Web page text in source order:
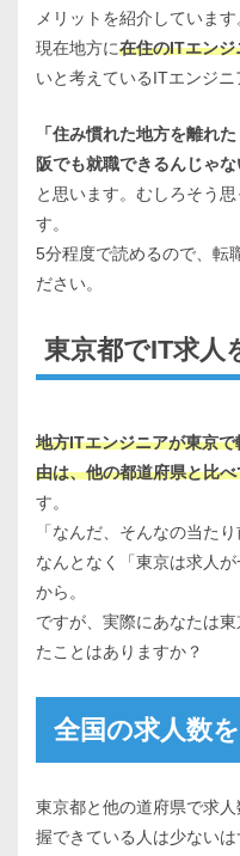
メリットを紹介しています
現在地方に在住のITエンジ
いと考えているITエンジニ
「住み慣れた地方を離れ
阪でも就職できるんじゃな
と思います。むしろそう
す。
5分程度で読めるので、転
ださい。
東京都でIT求人
地方ITエンジニアが東京
由は、他の都道府県と比
す。
「なんだ、そんなの当た
なんとなく「東京は求人
から。
ですが、実際にあなたは
たことはありますか？
全国の求人数
東京都と他の道府県で求
握できている人は少ないは